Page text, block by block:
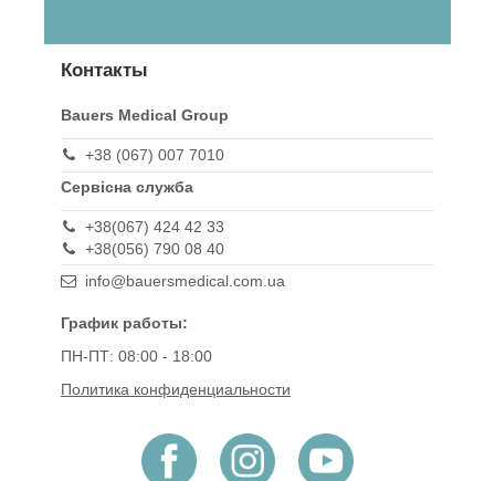
Контакты
Bauers Medical Group
+38 (067) 007 7010
Сервісна служба
+38(067) 424 42 33
+38(056) 790 08 40
info@bauersmedical.com.ua
График работы:
ПН-ПТ: 08:00 - 18:00
Политика конфиденциальности